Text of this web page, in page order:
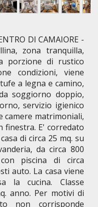
DI CAMAIORE -
zona tranquilla,
porzione di rustico
condizioni, viene
a legna e camino,
soggiorno doppio,
servizio igienico
camere matrimoniali,
finestra. E' corredato
di circa 25 mq. su
da circa 800
piscina di circa
auto. La casa viene
la cucina. Classe
anno. Per motivi di
non corrisponde